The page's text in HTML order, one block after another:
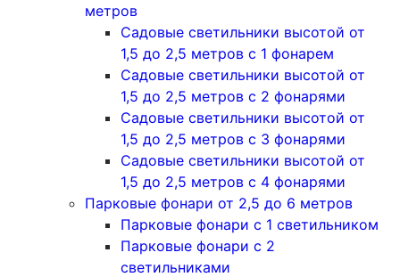
метров
Садовые светильники высотой от
1,5 до 2,5 метров с 1 фонарем
Садовые светильники высотой от
1,5 до 2,5 метров с 2 фонарями
Садовые светильники высотой от
1,5 до 2,5 метров с 3 фонарями
Садовые светильники высотой от
1,5 до 2,5 метров с 4 фонарями
Парковые фонари от 2,5 до 6 метров
Парковые фонари с 1 светильником
Парковые фонари с 2
светильниками